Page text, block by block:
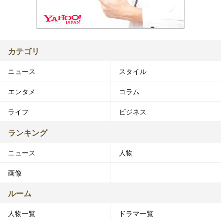
カテゴリ
ニュース スタイル
エンタメ コラム
ライフ ビジネス
ランキング
ニュース 人物
画像
ルーム
人物一覧 ドラマ一覧